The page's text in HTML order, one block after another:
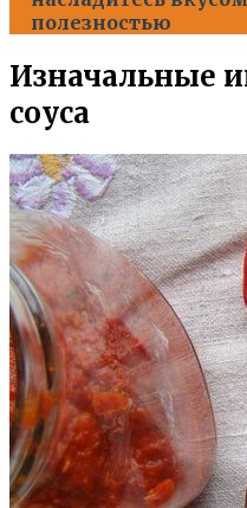
полезностью
Изначальные
соуса